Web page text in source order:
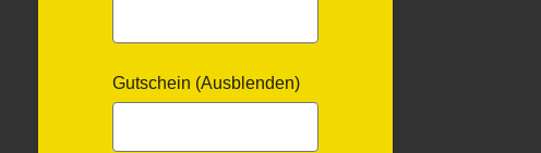
Gutschein (Ausblenden)